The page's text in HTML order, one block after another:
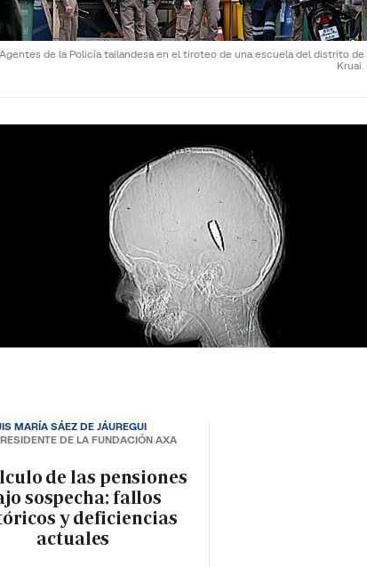
Agentes de la Policía tailandesa en el tiroteo de una escuela del distrito de
Kruai.
de las pensiones
sospecha: fallos
y deficiencias
actuales
MARÍA SÁEZ DE JÁUREGUI
DE LA FUNDACIÓN AXA